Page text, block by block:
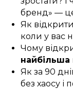
бренд» —
Як
коли у вас
Чому
найбільша
Як за 90
без хаосу і